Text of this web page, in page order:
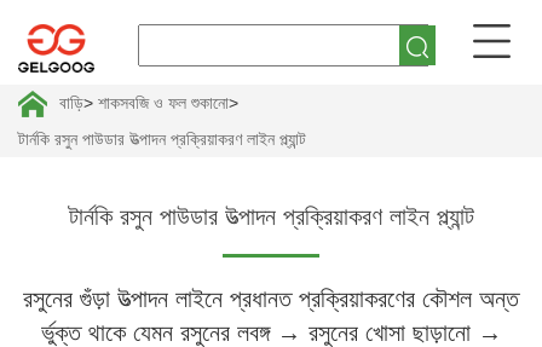
বাড়ি> শাকসবজি ও ফল শুকানো>
টার্নকি রসুন পাউডার উত্পাদন প্রক্রিয়াকরণ লাইন প্ল্যান্ট
টার্নকি রসুন পাউডার উত্পাদন প্রক্রিয়াকরণ লাইন প্ল্যান্ট
রসুনের গুঁড়া উত্পাদন লাইনে প্রধানত প্রক্রিয়াকরণের কৌশল অন্ত
র্ভুক্ত থাকে যেমন রসুনের লবঙ্গ → রসুনের খোসা ছাড়ানো →